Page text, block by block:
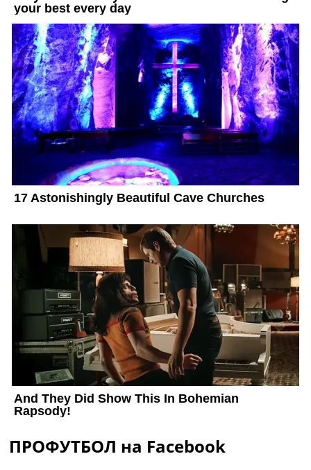
ПРОФУТБОЛ на Facebook